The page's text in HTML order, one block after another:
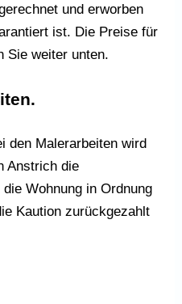
und erworben
ist. Die Preise für
Sie weiter unten.
.
den Malerarbeiten wird
Anstrich die
Wohnung in Ordnung
Kaution zurückgezahlt